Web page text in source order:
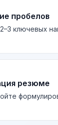
пробелов
ключевых
резюме